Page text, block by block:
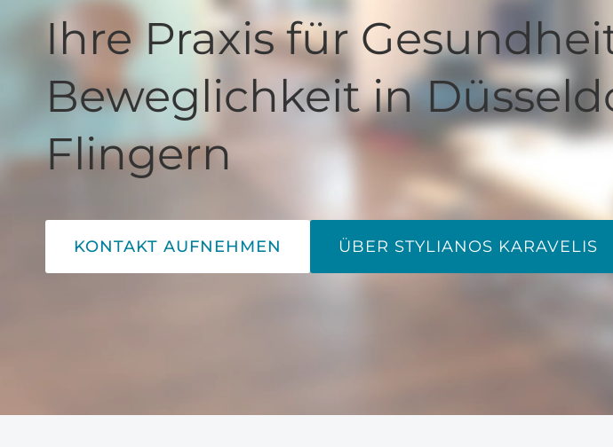
Ihre Praxis für
Beweglichkeit in
Flingern
KONTAKT AUFNEHMEN ÜBER STYLIANOS KARAVELIS